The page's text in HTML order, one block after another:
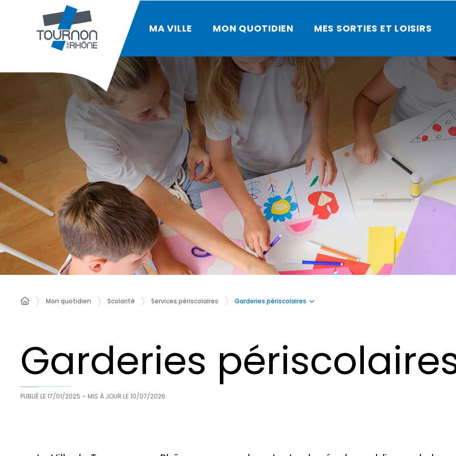
MA VILLE MON QUOTIDIEN MES SORTIES ET LOISIRS
Mon quotidien Scolarité Services périscolaires Garderies périscolaires
Garderies
PUBLIÉ LE17/01/2025 – MIS À JOUR LE10/07/2026